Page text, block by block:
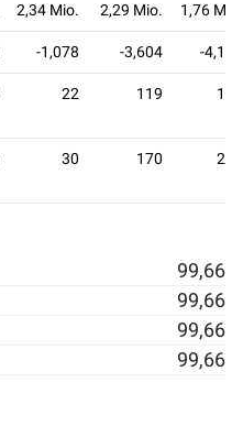
2,34 Mio. 2,29 Mio. 1,76 Mio.
-1,078 -3,604 -4,146
22 119 197
30 170 287
99,66
99,66
99,66
99,66